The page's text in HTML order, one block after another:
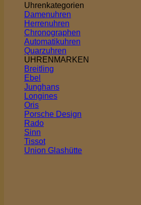
Uhrenkategorien
Damenuhren
Herrenuhren
Chronographen
Automatikuhren
Quarzuhren
UHRENMARKEN
Breitling
Ebel
Junghans
Longines
Oris
Porsche Design
Rado
Sinn
Tissot
Union Glashütte